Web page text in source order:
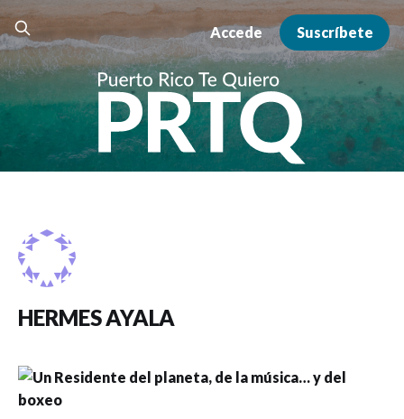
Accede Suscríbete
HERMES AYALA